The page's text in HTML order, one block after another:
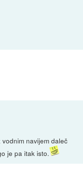
navijem daleč
je pa itak isto.